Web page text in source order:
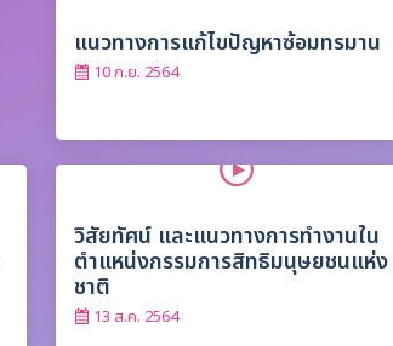
แนวทางการแก้ไขปัญหาซ้อมทรมาน
10 ก.ย. 2564
วิสัยทัศน์ และแนวทางการทำงานใน
ตำแหน่งกรรมการสิทธิมนุษยชนแห่ง
ชาติ
13 ส.ค. 2564